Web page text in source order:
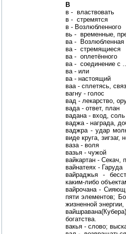
В
в - властвовать
в - стремятся
в - Возлюбленного
вь - временные,
ва - Возлюбленная
ва - стремящиеся
ва - оплетённого
ва - соединение с
ва - или
ва - настоящий
ваа - сплетясь,
вагну - голос
вад - лекарство,
вада - ответ, план
вадана - вход, соль
ваджа - награда,
ваджра - удар
виде круга, зигзаг,
ваза - воля
вазья - чужой
вайкартан - Секач,
вайнатеях - Гаруда
вайраджья -
каким-либо
вайрочана -
пяти элементов;
жизненной
богатства.
вакья - слово;